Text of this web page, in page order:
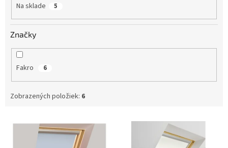
Na sklade 5
Značky
Fakro 6
Zobrazených položiek: 6